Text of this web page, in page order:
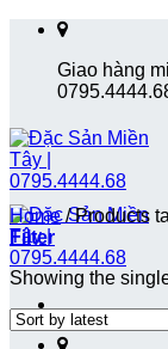
Skip
contentGiao hàng
Home /Products
Filter
Showing the